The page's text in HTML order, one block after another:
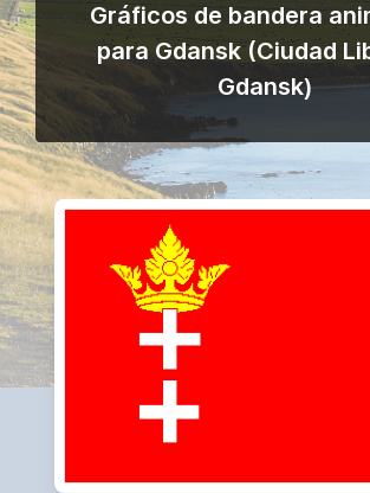
Gráficos de bandera
para Gdansk (Ciudad
Gdansk)